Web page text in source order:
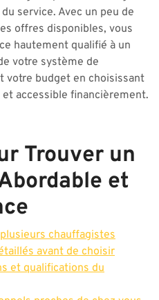
service. Avec un peu de
offres disponibles, vous
hautement qualifié à un
votre système de
votre budget en choisissant
accessible financièrement.
Trouver un
et
chauffagistes
avant de choisir
et qualifications du